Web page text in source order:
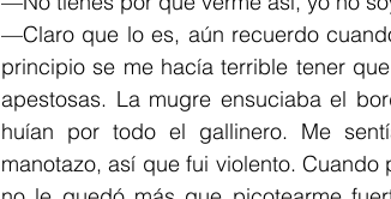
—Claro que lo es, aún recuerdo
principio se me hacía terrible tener
apestosas. La mugre ensuciaba el
huían por todo el gallinero. Me
manotazo, así que fui violento.